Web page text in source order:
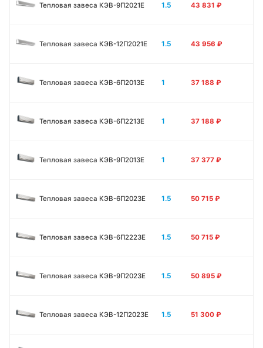
Тепловая завеса КЭВ-9П2021E 1.5 43 831 ₽
Тепловая завеса КЭВ-12П2021E 1.5 43 956 ₽
Тепловая завеса КЭВ-6П2013E 1 37 188 ₽
Тепловая завеса КЭВ-6П2213Е 1 37 188 ₽
Тепловая завеса КЭВ-9П2013E 1 37 377 ₽
Тепловая завеса КЭВ-6П2023E 1.5 50 715 ₽
Тепловая завеса КЭВ-6П2223E 1.5 50 715 ₽
Тепловая завеса КЭВ-9П2023E 1.5 50 895 ₽
Тепловая завеса КЭВ-12П2023E 1.5 51 300 ₽